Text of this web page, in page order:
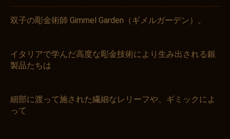
双子の彫金術師 Gimmel Garden（ギメルガーデン）。
イタリアで学んだ高度な彫金技術により生み出される銀
製品たちは
細部に渡って施された繊細なレリーフや、ギミックによ
って